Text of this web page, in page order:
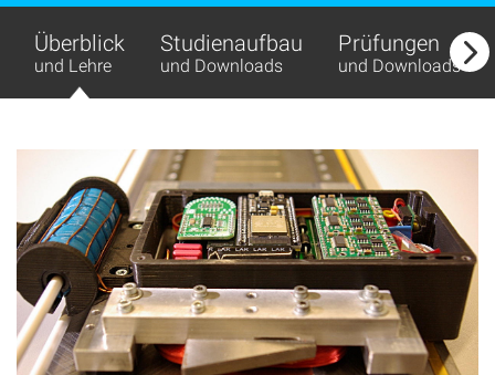
Überblick
und Lehre
Studienaufbau
und Downloads
Prüfungen
und Downloads